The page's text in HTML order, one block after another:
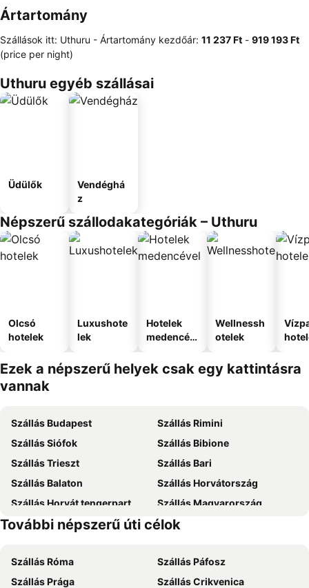
Ártartomány
Szállások itt: Uthuru - Ártartomány kezdőár: ‎11 237 Ft - ‎919 193 Ft
(price per night)
Uthuru egyéb szállásai
Üdülők
Vendéghá
z
Népszerű szállodakategóriák – Uthuru
Olcsó
hotelek
Luxushote
lek
Hotelek
medencév
Wellnessh
otelek
Ezek a népszerű helyek csak egy kattintásra
vannak
Szállás Budapest
Szállás Rimini
Szállás Siófok
Szállás Bibione
Szállás Trieszt
Szállás Bari
Szállás Balaton
Szállás Horvátország
Szállás Horvát tengerpart
Szállás Magyarország
Szállás Zakynthos
Szállás Mallorca
További népszerű úti célok
Szállás Róma
Szállás Páfosz
Szállás Prága
Szállás Crikvenica